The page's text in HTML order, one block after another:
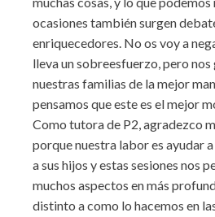
ocasiones también surgen
enriquecedores. No os voy a
lleva un sobreesfuerzo, pero nos
nuestras familias de la mejor
pensamos que este es el mejor
Como tutora de P2, agradezco
porque nuestra labor es ayudar
a sus hijos y estas sesiones nos
muchos aspectos en más
distinto a como lo hacemos en